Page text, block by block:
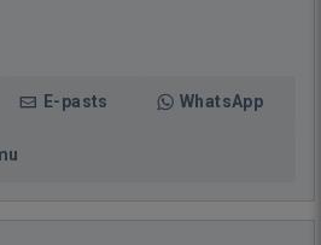
E-pasts WhatsApp